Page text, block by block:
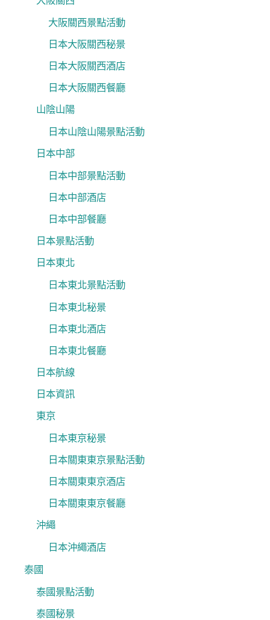
大阪關西景點活動
日本大阪關西秘景
日本大阪關西酒店
日本大阪關西餐廳
山陰山陽
日本山陰山陽景點活動
日本中部
日本中部景點活動
日本中部酒店
日本中部餐廳
日本景點活動
日本東北
日本東北景點活動
日本東北秘景
日本東北酒店
日本東北餐廳
日本航線
日本資訊
東京
日本東京秘景
日本關東東京景點活動
日本關東東京酒店
日本關東東京餐廳
沖繩
日本沖繩酒店
泰國
泰國景點活動
泰國秘景